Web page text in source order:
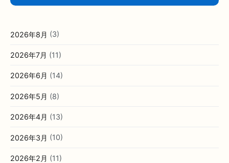
2026年8月 (3)
2026年7月 (11)
2026年6月 (14)
2026年5月 (8)
2026年4月 (13)
2026年3月 (10)
2026年2月 (11)